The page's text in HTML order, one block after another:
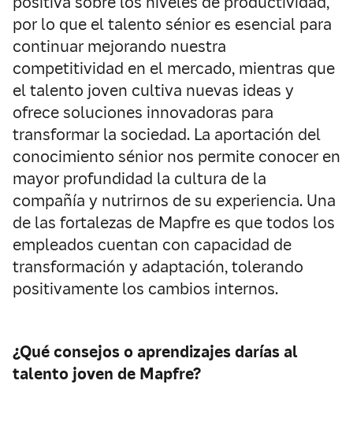
por lo que el talento sénior es esencial para
continuar mejorando nuestra
competitividad en el mercado, mientras que
el talento joven cultiva nuevas ideas y
ofrece soluciones innovadoras para
transformar la sociedad. La aportación del
conocimiento sénior nos permite conocer en
mayor profundidad la cultura de la
compañía y nutrirnos de su experiencia. Una
de las fortalezas de Mapfre es que todos los
empleados cuentan con capacidad de
transformación y adaptación, tolerando
positivamente los cambios internos.
¿Qué consejos o aprendizajes darías al
talento joven de Mapfre?